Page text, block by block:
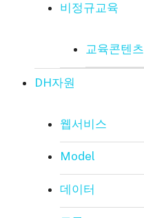
비정규교육
교육콘텐츠
DH자원
웹서비스
Model
데이터